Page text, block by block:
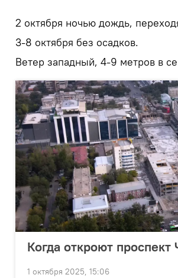
2 октября ночью дождь,
3-8 октября без осадков.
Ветер западный, 4-9 метров в
Когда откроют
1 октября 2025, 15:06